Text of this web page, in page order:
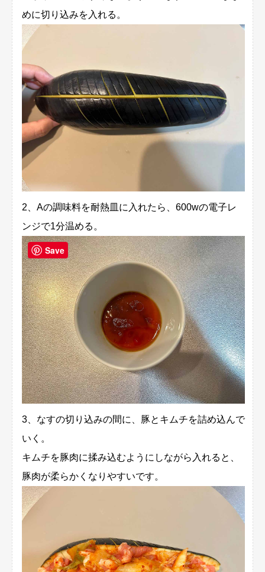
めに切り込みを入れる。
2、Aの調味料を耐熱皿に入れたら、600wの電子レ
ンジで1分温める。
3、なすの切り込みの間に、豚とキムチを詰め込んで
いく。
キムチを豚肉に揉み込むようにしながら入れると、
豚肉が柔らかくなりやすいです。
Save